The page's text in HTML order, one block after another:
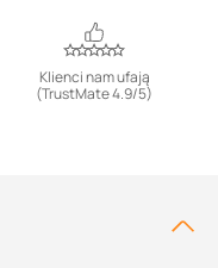
Klienci nam ufają
(TrustMate 4.9/5)